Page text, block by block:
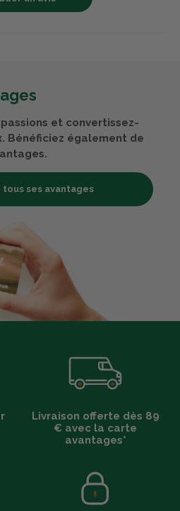
et convertissez-
Bénéficiez également de
tous ses avantages
Livraison offerte dès 89
€ avec la carte
avantages*